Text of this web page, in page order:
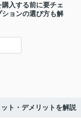
入する前に要チェ
ションの選び方も解
ト・デメリットを解説